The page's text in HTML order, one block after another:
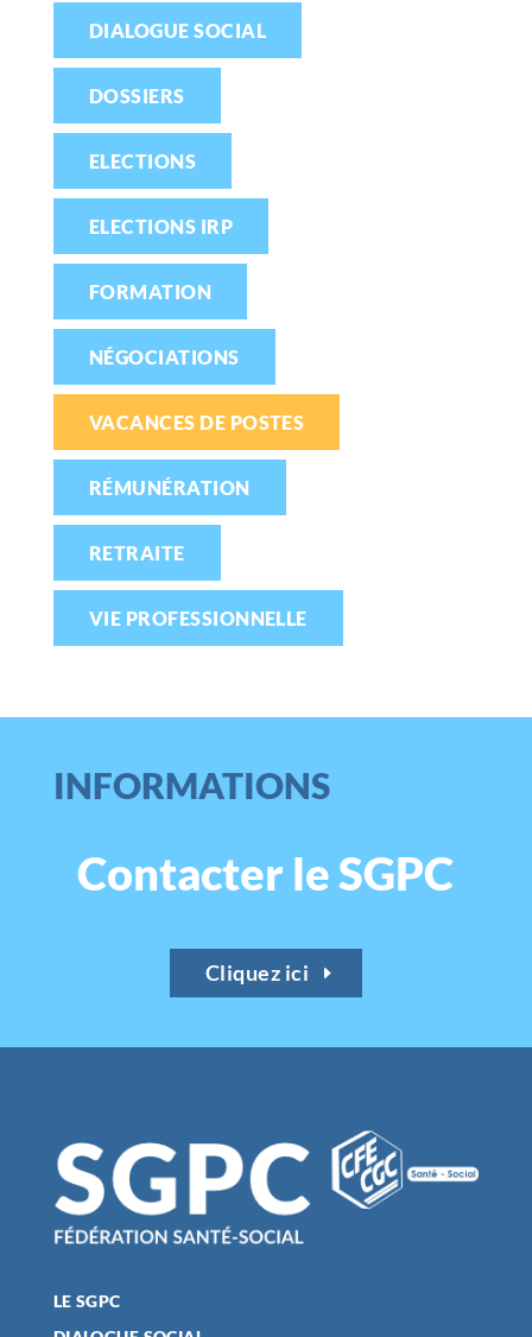
DIALOGUE SOCIAL
DOSSIERS
ELECTIONS
ELECTIONS IRP
FORMATION
NÉGOCIATIONS
VACANCES DE POSTES
RÉMUNÉRATION
RETRAITE
VIE PROFESSIONNELLE
INFORMATIONS
Contacter le SGPC
Cliquez ici
LE SGPC